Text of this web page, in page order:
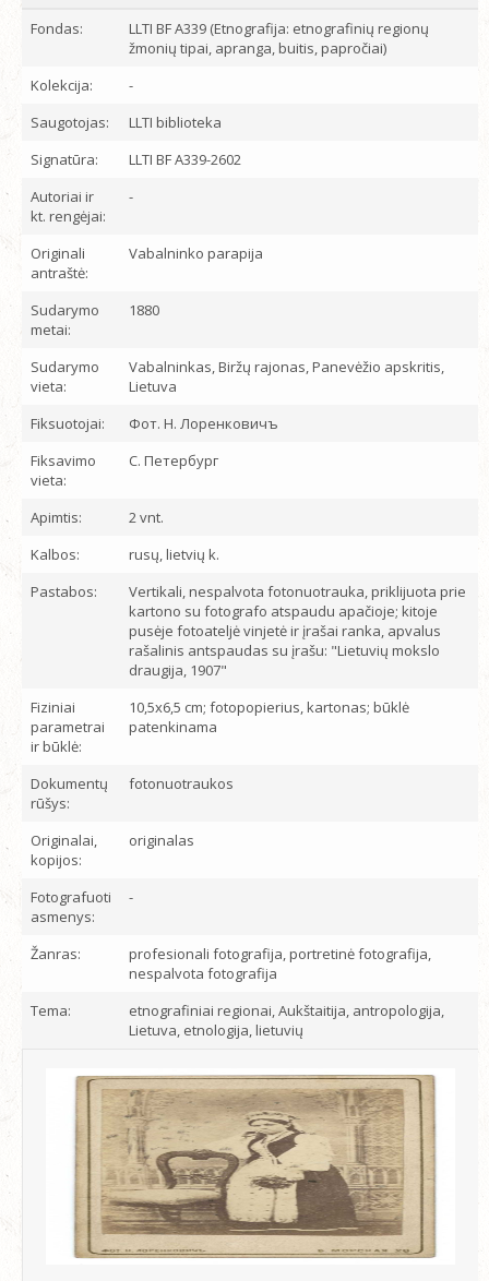
Fondas:
LLTI BF A339 (Etnografija: etnografinių regionų
žmonių tipai, apranga, buitis, papročiai)
Kolekcija:
-
Saugotojas:
LLTI biblioteka
Signatūra:
LLTI BF A339-2602
Autoriai ir
kt. rengėjai:
-
Originali
antraštė:
Vabalninko parapija
Sudarymo
metai:
1880
Sudarymo
vieta:
Vabalninkas, Biržų rajonas, Panevėžio apskritis,
Lietuva
Fiksuotojai:
Фот. Н. Лоренковичъ
Fiksavimo
vieta:
С. Петербург
Apimtis:
2 vnt.
Kalbos:
rusų, lietvių k.
Pastabos:
Vertikali, nespalvota fotonuotrauka, priklijuota prie
kartono su fotografo atspaudu apačioje; kitoje
pusėje fotoateljė vinjetė ir įrašai ranka, apvalus
rašalinis antspaudas su įrašu: "Lietuvių mokslo
draugija, 1907"
Fiziniai
parametrai
ir būklė:
10,5x6,5 cm; fotopopierius, kartonas; būklė
patenkinama
Dokumentų
rūšys:
fotonuotraukos
Originalai,
kopijos:
originalas
Fotografuoti
asmenys:
-
Žanras:
profesionali fotografija, portretinė fotografija,
nespalvota fotografija
Tema:
etnografiniai regionai, Aukštaitija, antropologija,
Lietuva, etnologija, lietuvių